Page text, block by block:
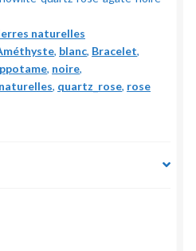
naturelles
, blanc, Bracelet,
, noire,
, quartz_rose, rose